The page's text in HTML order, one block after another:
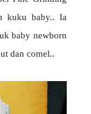
kuku baby.. Ia
baby newborn
dan comel..